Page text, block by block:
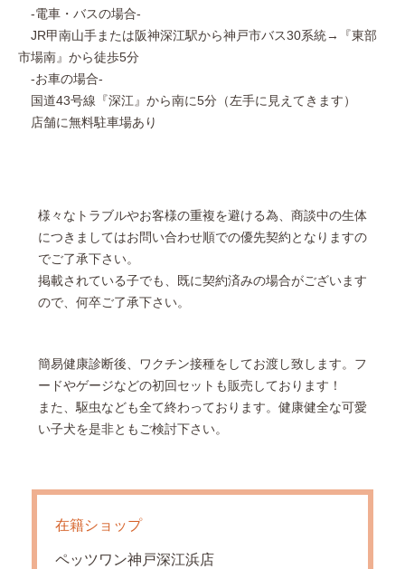
-電車・バスの場合-
JR甲南山手または阪神深江駅から神戸市バス30系統→『東部
市場南』から徒歩5分
-お車の場合-
国道43号線『深江』から南に5分（左手に見えてきます）
店舗に無料駐車場あり
様々なトラブルやお客様の重複を避ける為、商談中の生体
につきましてはお問い合わせ順での優先契約となりますの
でご了承下さい。
掲載されている子でも、既に契約済みの場合がございます
ので、何卒ご了承下さい。
簡易健康診断後、ワクチン接種をしてお渡し致します。フ
ードやゲージなどの初回セットも販売しております！
また、駆虫なども全て終わっております。健康健全な可愛
い子犬を是非ともご検討下さい。
在籍ショップ
ペッツワン神戸深江浜店